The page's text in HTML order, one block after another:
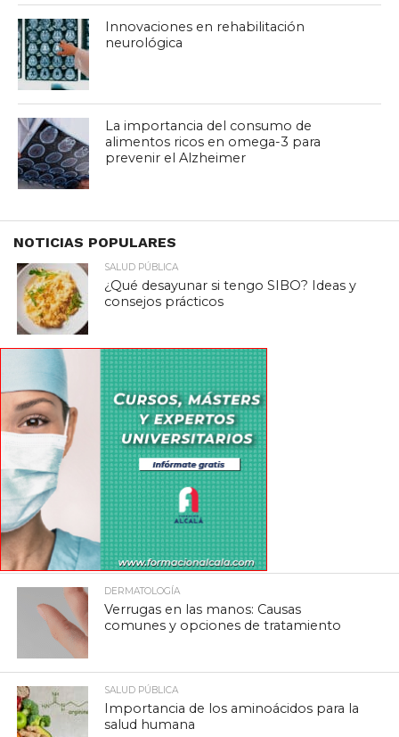
Innovaciones en rehabilitación
neurológica
La importancia del consumo de
alimentos ricos en omega-3 para
prevenir el Alzheimer
NOTICIAS POPULARES
SALUD PÚBLICA
¿Qué desayunar si tengo SIBO? Ideas y
consejos prácticos
DERMATOLOGÍA
Verrugas en las manos: Causas
comunes y opciones de tratamiento
SALUD PÚBLICA
Importancia de los aminoácidos para la
salud humana